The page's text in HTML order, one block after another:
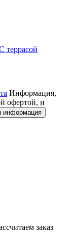
террасой
Информация,
офертой, и
информация
заказ